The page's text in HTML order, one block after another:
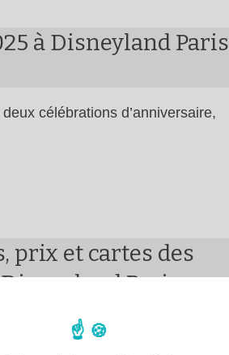
à Disneyland Paris
célébrations d’anniversaire,
prix et cartes des
Paris
2025 | Choisir son …